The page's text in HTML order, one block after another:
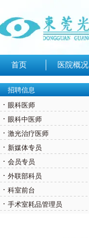
首页 医院概况
招聘信息
· 眼科医师
· 眼科中医师
· 激光治疗医师
· 新媒体专员
· 会员专员
· 外联部科员
· 科室前台
· 手术室耗品管理员